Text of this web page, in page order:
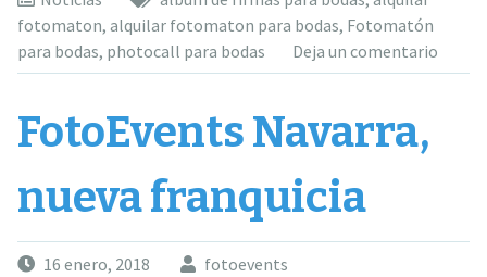
fotomaton, alquilar fotomaton para bodas, Fotomatón
para bodas, photocall para bodas Deja un comentario
FotoEvents Navarra,
nueva franquicia
16 enero, 2018 fotoevents